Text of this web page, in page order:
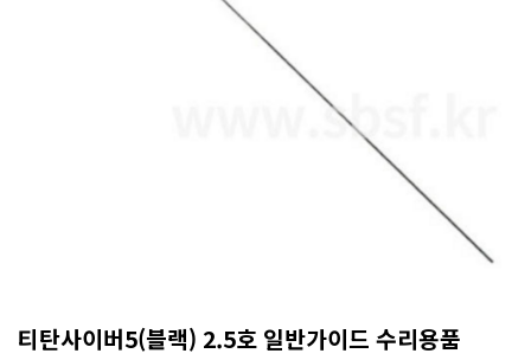
티탄사이버5(블랙) 2.5호 일반가이드 수리용품